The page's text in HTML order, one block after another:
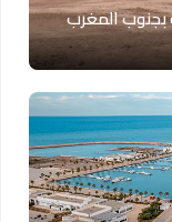
بجنوب المغرب